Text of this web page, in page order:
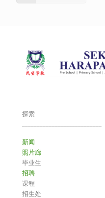
探索
新闻
照片廊
毕业生
招聘
课程
招生处